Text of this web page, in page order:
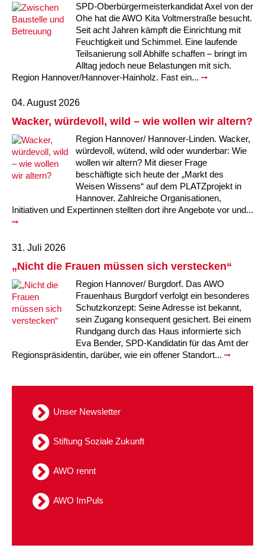
SPD-Oberbürgermeisterkandidat Axel von der
Ohe hat die AWO Kita Voltmerstraße besucht.
Seit acht Jahren kämpft die Einrichtung mit
Feuchtigkeit und Schimmel. Eine laufende
Teilsanierung soll Abhilfe schaffen – bringt im
Alltag jedoch neue Belastungen mit sich.
Region Hannover/Hannover-Hainholz. Fast ein...
04. August 2026
Wacker, würdevoll, wild – wie wollen wir altern?
Region Hannover/ Hannover-Linden. Wacker,
würdevoll, wütend, wild oder wunderbar: Wie
wollen wir altern? Mit dieser Frage
beschäftigte sich heute der „Markt des
Weisen Wissens“ auf dem PLATZprojekt in
Hannover. Zahlreiche Organisationen,
Initiativen und Expertinnen stellten dort ihre Angebote vor und...
31. Juli 2026
„Nicht die Frauen müssen sich verstecken“
Region Hannover/ Burgdorf. Das AWO
Frauenhaus Burgdorf verfolgt ein besonderes
Schutzkonzept: Seine Adresse ist bekannt,
sein Zugang konsequent gesichert. Bei einem
Rundgang durch das Haus informierte sich
Eva Bender, SPD-Kandidatin für das Amt der
Regionspräsidentin, darüber, wie ein offener Standort...
Unser Newsletter
Stiftung Soziale Zukunft
AWO rennt
AWO ImPuls